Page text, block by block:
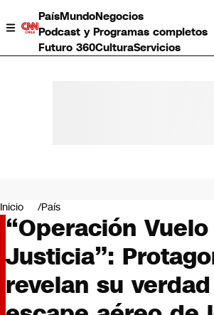
PaísMundoNegocios
Podcast y Programas completos
Futuro 360CulturaServicios
Negocios
Deportes
Programas completos
Cultura
Servicios
Bits
Inicio País
“Operación
Justicia”:
revelan su